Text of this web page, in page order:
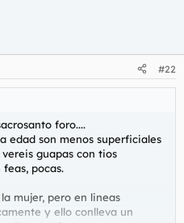
#22
foro....
edad son menos superficiales
guapas con tios
pocas.
mujer, pero en lineas
y ello conlleva un